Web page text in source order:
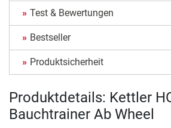
Test & Bewertungen
Bestseller
Produktsicherheit
Produktdetails: Kettler
Bauchtrainer Ab Wheel